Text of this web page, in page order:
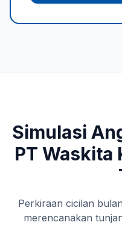
Simulasi
PT Waskita
Perkiraan cicilan
merencanakan